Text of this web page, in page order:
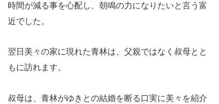
時間が減る事を心配し、朝鳴の力になりたいと言う富
近でした。
翌日美々の家に現れた青林は、父親ではなく叔母とと
もに訪れます。
叔母は、青林がゆきとの結婚を断る口実に美々を紹介